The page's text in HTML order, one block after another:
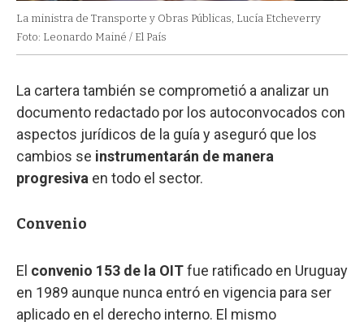
La ministra de Transporte y Obras Públicas, Lucía Etcheverry
Foto: Leonardo Mainé / El País
La cartera también se comprometió a analizar un
documento redactado por los autoconvocados con
aspectos jurídicos de la guía y aseguró que los
cambios se instrumentarán de manera
progresiva en todo el sector.
Convenio
El convenio 153 de la OITfue ratificado en Uruguay
en 1989 aunque nunca entró en vigencia para ser
aplicado en el derecho interno. El mismo